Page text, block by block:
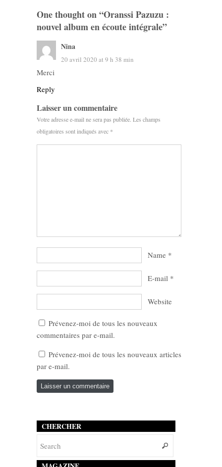
One thought on “Oranssi Pazuzu :
nouvel album en écoute intégrale”
Nina
20 avril 2020 at 9 h 38 min
Merci
Reply
Laisser un commentaire
Votre adresse e-mail ne sera pas publiée. Les champs
obligatoires sont indiqués avec *
Name *
E-mail *
Website
Prévenez-moi de tous les nouveaux
commentaires par e-mail.
Prévenez-moi de tous les nouveaux articles
par e-mail.
CHERCHER